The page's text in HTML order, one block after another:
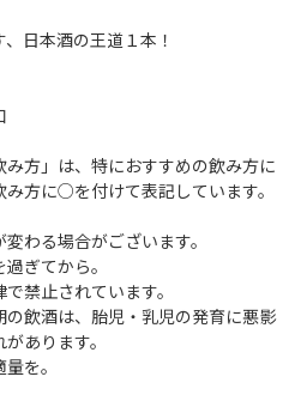
日本酒の王道１本！
方」は、特におすすめの飲み方に
方に○を付けて表記しています。
わる場合がございます。
ぎてから。
禁止されています。
飲酒は、胎児・乳児の発育に悪影
あります。
を。